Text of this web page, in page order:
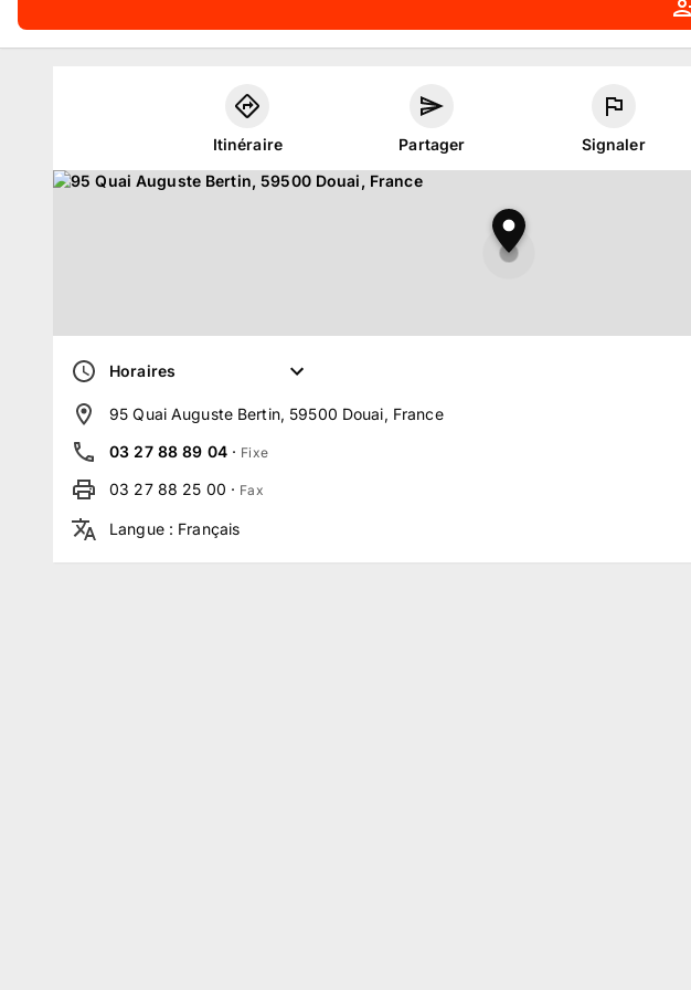
Itinéraire Partager Signaler
Horaires
95 Quai Auguste Bertin, 59500 Douai, France
03 27 88 89 04 · Fixe
03 27 88 25 00 · Fax
Langue: Français